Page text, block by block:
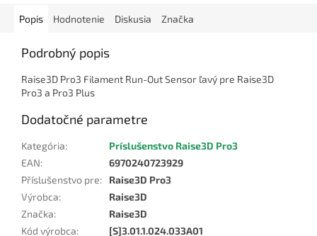
Popis Hodnotenie Diskusia Značka
Podrobný popis
Raise3D Pro3 Filament Run-Out Sensor ľavý pre Raise3D
Pro3 a Pro3 Plus
Dodatočné parametre
Kategória:
Príslušenstvo Raise3D Pro3
EAN:
6970240723929
Příslušenstvo pre:
Raise3D Pro3
Výrobca:
Raise3D
Značka:
Raise3D
Kód výrobca: [S]3.01.1.024.033A01